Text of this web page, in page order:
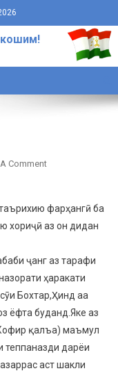
CommentOn Қалъаи
фарҳангӣ ба
хориҷӣ аз он дидан
ҷанг аз тарафи
ҳаракати
Бохтар,Ҳинд аа
ёфта буданд.Яке аз
қалъа) маъмул
теппаназди дарёи
аст шакли